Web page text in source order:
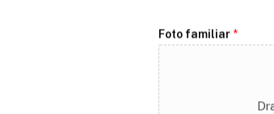
Foto familiar *